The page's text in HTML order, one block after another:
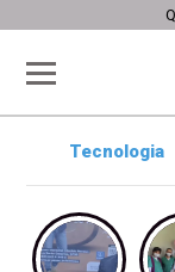
Tecnologia